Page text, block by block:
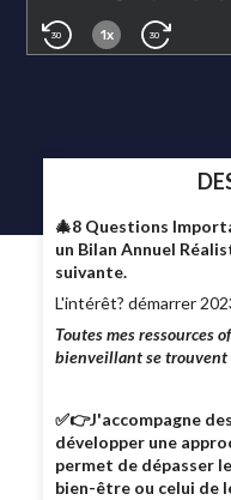
🎄8 Questions
un Bilan Annuel
suivante.
L'intérêt? démarrer
Toutes mes ressources
bienveillant se
✅👉J'accompagne
développer une
permet de dépasser
bien-être ou celui de